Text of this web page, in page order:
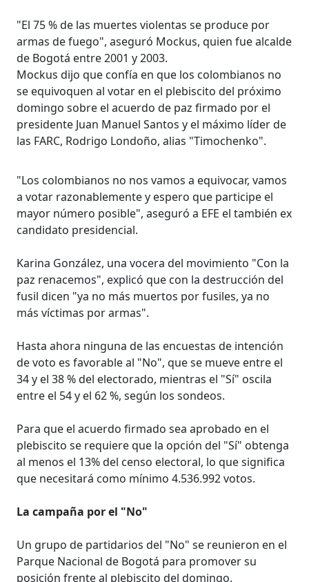
"El 75 % de las muertes violentas se produce por
armas de fuego", aseguró Mockus, quien fue alcalde
de Bogotá entre 2001 y 2003.
Mockus dijo que confía en que los colombianos no
se equivoquen al votar en el plebiscito del próximo
domingo sobre el acuerdo de paz firmado por el
presidente Juan Manuel Santos y el máximo líder de
las FARC, Rodrigo Londoño, alias "Timochenko".
"Los colombianos no nos vamos a equivocar, vamos
a votar razonablemente y espero que participe el
mayor número posible", aseguró a EFE el también ex
candidato presidencial.
Karina González, una vocera del movimiento "Con la
paz renacemos", explicó que con la destrucción del
fusil dicen "ya no más muertos por fusiles, ya no
más víctimas por armas".
Hasta ahora ninguna de las encuestas de intención
de voto es favorable al "No", que se mueve entre el
34 y el 38 % del electorado, mientras el "Sí" oscila
entre el 54 y el 62 %, según los sondeos.
Para que el acuerdo firmado sea aprobado en el
plebiscito se requiere que la opción del "Sí" obtenga
al menos el 13% del censo electoral, lo que significa
que necesitará como mínimo 4.536.992 votos.
La campaña por el "No"
Un grupo de partidarios del "No" se reunieron en el
Parque Nacional de Bogotá para promover su
posición frente al plebiscito del domingo.